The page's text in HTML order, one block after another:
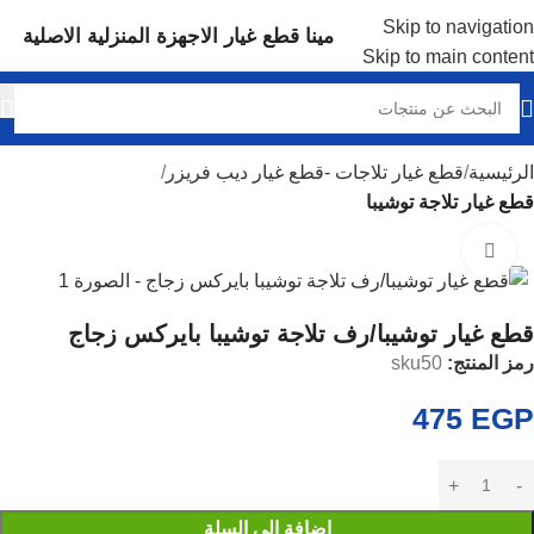
Skip to navigation
Skip to main content
مينا قطع غيار الاجهزة المنزلية الاصلية
الرئيسية قطع غيار تلاجات -قطع غيار ديب فريزر
قطع غيار تلاجة توشيبا
قطع غيار توشيبا/رف تلاجة توشيبا بايركس زجاج
رمز المنتج: sku50
475 EGP
إضافة إلى السلة